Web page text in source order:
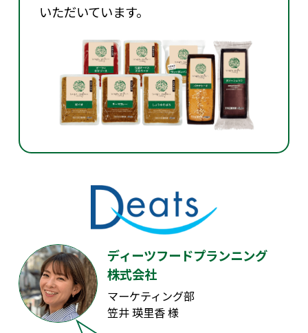
いただいています。
ディーツフードプランニング
株式会社
マーケティング部
笠井 瑛里香 様